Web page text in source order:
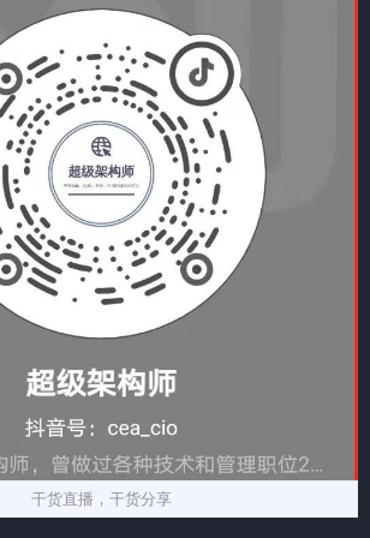
干货直播，干货分享